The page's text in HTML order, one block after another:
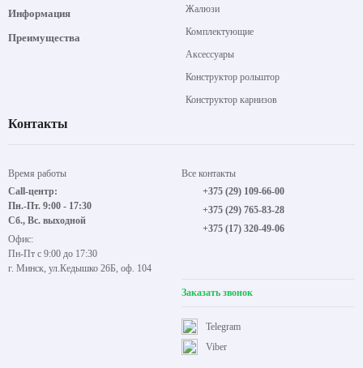
Информация
Преимущества
Жалюзи
Комплектующие
Аксессуары
Конструктор рольштор
Конструктор карнизов
Контакты
Время работы
Call-центр:
Пн.-Пт. 9:00 - 17:30
Сб., Вс. выходной
Офис:
Пн-Пт с 9:00 до 17:30
г. Минск, ул.Кедышко 26Б, оф. 104
Все контакты
+375 (29) 109-66-00
+375 (29) 765-83-28
+375 (17) 320-49-06
Заказать звонок
Viber
Telegram